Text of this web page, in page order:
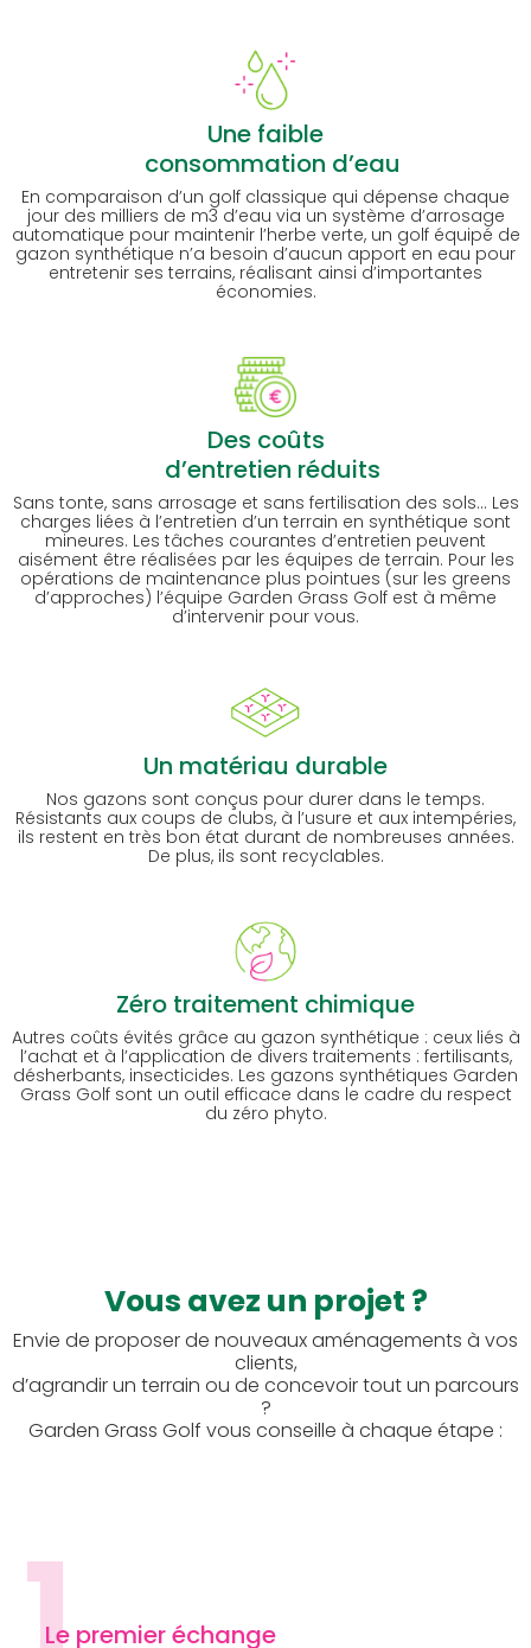
Une faible
consommation d’eau
En comparaison d’un golf classique qui dépense chaque
jour des milliers de m3 d’eau via un système d’arrosage
automatique pour maintenir l’herbe verte, un golf équipé de
gazon synthétique n’a besoin d’aucun apport en eau pour
entretenir ses terrains, réalisant ainsi d’importantes
économies.
Des coûts
d’entretien réduits
Sans tonte, sans arrosage et sans fertilisation des sols… Les
charges liées à l’entretien d’un terrain en synthétique sont
mineures. Les tâches courantes d’entretien peuvent
aisément être réalisées par les équipes de terrain. Pour les
opérations de maintenance plus pointues (sur les greens
d’approches) l’équipe Garden Grass Golf est à même
d’intervenir pour vous.
Un matériau durable
Nos gazons sont conçus pour durer dans le temps.
Résistants aux coups de clubs, à l’usure et aux intempéries,
ils restent en très bon état durant de nombreuses années.
De plus, ils sont recyclables.
Zéro traitement chimique
Autres coûts évités grâce au gazon synthétique : ceux liés à
l’achat et à l’application de divers traitements : fertilisants,
désherbants, insecticides. Les gazons synthétiques Garden
Grass Golf sont un outil efficace dans le cadre du respect
du zéro phyto.
Vous avez un projet ?
Envie de proposer de nouveaux aménagements à vos
clients,
d’agrandir un terrain ou de concevoir tout un parcours
?
Garden Grass Golf vous conseille à chaque étape :
1Le premier échange